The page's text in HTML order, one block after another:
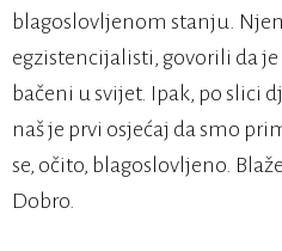
blagoslovljenom stanju.
egzistencijalisti, govorili da je
bačeni u svijet. Ipak, po slici
naš je prvi osjećaj da smo
se, očito, blagoslovljeno.
Dobro.